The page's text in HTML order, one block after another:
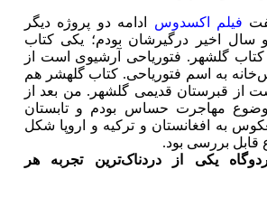
فیلم اکسدوس ادامه دو پروژه دیگر
اخیر درگیرشان بودم؛ یکی کتاب
کتاب گلشهر. فتوریاحی آرشیوی است از
به اسم فتوریاحی. کتاب گلهشر هم
قبرستان قدیمی گلشهر. من بعد از
مهاجرت حساس بودم و تابستان
به افغانستان و ترکیه و اروپا شکل
بررسی بود.
یکی از دردناک‌ترین تجربه هر